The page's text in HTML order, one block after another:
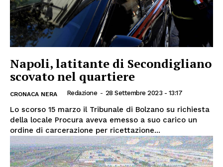
Napoli, latitante di Secondigliano
scovato nel quartiere
CRONACA NERA Redazione - 28 Settembre 2023 - 13:17
Lo scorso 15 marzo il Tribunale di Bolzano su richiesta
della locale Procura aveva emesso a suo carico un
ordine di carcerazione per ricettazione...